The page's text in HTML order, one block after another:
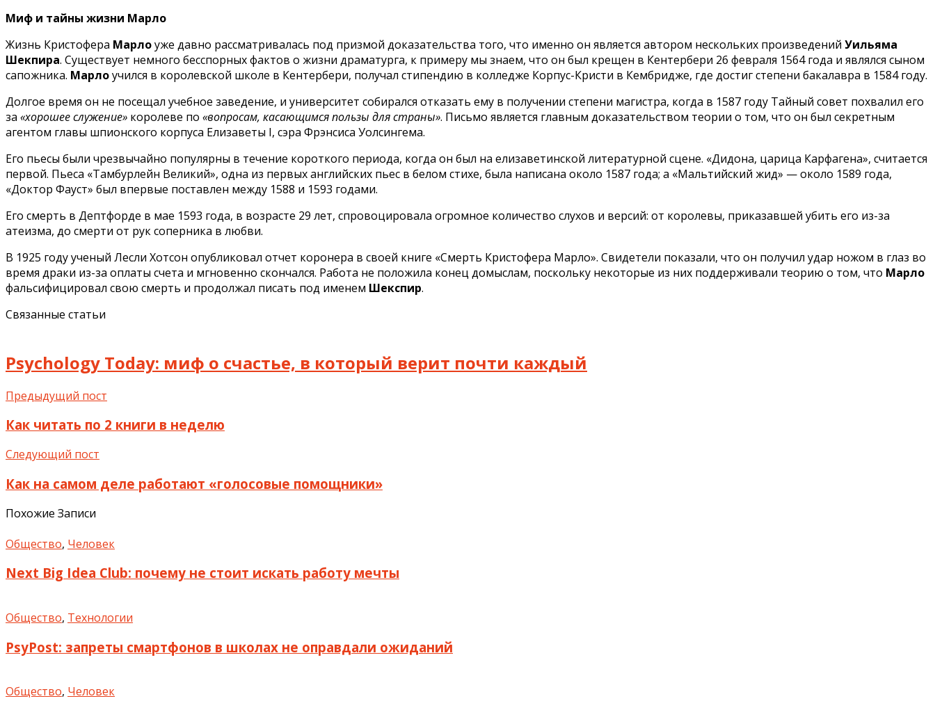
Миф и тайны жизни Марло
Жизнь Кристофера Марлоуже давно рассматривалась под призмой доказательства того, что именно он является автором нескольких произведений Уильяма
Шекпира. Существует немного бесспорных фактов о жизни драматурга, к примеру мы знаем, что он был крещен в Кентербери 26 февраля 1564 года и являлся сыном
сапожника. Марлоучился в королевской школе в Кентербери, получал стипендию в колледже Корпус-Кристи в Кембридже, где достиг степени бакалавра в 1584 году.
Долгое время он не посещал учебное заведение, и университет собирался отказать ему в получении степени магистра, когда в 1587 году Тайный совет похвалил его
за «хорошее служение» королеве по «вопросам, касающимся пользы для страны». Письмо является главным доказательством теории о том, что он был секретным
агентом главы шпионского корпуса Елизаветы I, сэра Фрэнсиса Уолсингема.
Его пьесы были чрезвычайно популярны в течение короткого периода, когда он был на елизаветинской литературной сцене. «Дидона, царица Карфагена», считается
первой. Пьеса «Тамбурлейн Великий», одна из первых английских пьес в белом стихе, была написана около 1587 года; а «Мальтийский жид» — около 1589 года,
«Доктор Фауст» был впервые поставлен между 1588 и 1593 годами.
Его смерть в Дептфорде в мае 1593 года, в возрасте 29 лет, спровоцировала огромное количество слухов и версий: от королевы, приказавшей убить его из-за
атеизма, до смерти от рук соперника в любви.
В 1925 году ученый Лесли Хотсон опубликовал отчет коронера в своей книге «Смерть Кристофера Марло». Свидетели показали, что он получил удар ножом в глаз во
время драки из-за оплаты счета и мгновенно скончался. Работа не положила конец домыслам, поскольку некоторые из них поддерживали теорию о том, что Марло
фальсифицировал свою смерть и продолжал писать под именем Шекспир.
Связанные статьи
Psychology Today: миф о счастье, в который верит почти каждый
Предыдущий пост
Как читать по 2 книги в неделю
Следующий пост
Как на самом деле работают «голосовые помощники»
Похожие Записи
Общество, Человек
Next Big Idea Club: почему не стоит искать работу мечты
Общество, Технологии
PsyPost: запреты смартфонов в школах не оправдали ожиданий
Общество, Человек